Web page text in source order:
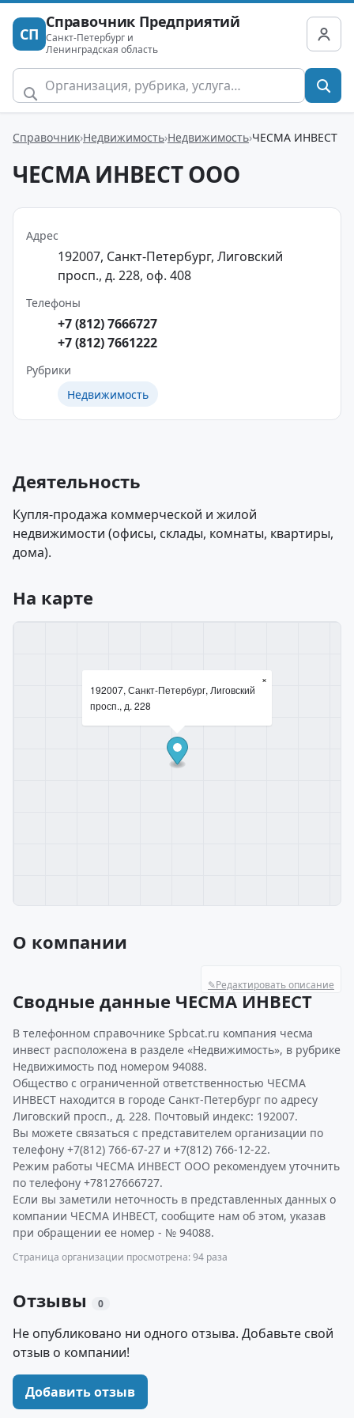
СП
Справочник Предприятий
Санкт-Петербург и
Ленинградская область
Справочник Недвижимость Недвижимость ЧЕСМА ИНВЕСТ
ЧЕСМА ИНВЕСТ ООО
Адрес
192007, Санкт-Петербург, Лиговский
просп., д. 228, оф. 408
Телефоны
+7 (812) 7666727
+7 (812) 7661222
Рубрики
Недвижимость
Деятельность
Купля-продажа коммерческой и жилой
недвижимости (офисы, склады, комнаты, квартиры,
дома).
На карте
192007, Санкт-Петербург, Лиговский
просп., д. 228
×
О компании
✎Редактировать описание
Сводные данные ЧЕСМА ИНВЕСТ
В телефонном справочнике Spbcat.ru компания чесма
инвест расположена в разделе «Недвижимость», в рубрике
Недвижимость под номером 94088.
Общество с ограниченной ответственностью ЧЕСМА
ИНВЕСТ находится в городе Санкт-Петербург по адресу
Лиговский просп., д. 228. Почтовый индекс: 192007.
Вы можете связаться с представителем организации по
телефону +7(812) 766-67-27 и +7(812) 766-12-22.
Режим работы ЧЕСМА ИНВЕСТ ООО рекомендуем уточнить
по телефону +78127666727.
Если вы заметили неточность в представленных данных о
компании ЧЕСМА ИНВЕСТ, сообщите нам об этом, указав
при обращении ее номер - № 94088.
Страница организации просмотрена: 94 раза
Отзывы 0
Не опубликовано ни одного отзыва. Добавьте свой
отзыв о компании!
Добавить отзыв